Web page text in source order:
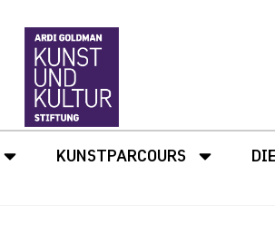
KUNSTPARCOURS